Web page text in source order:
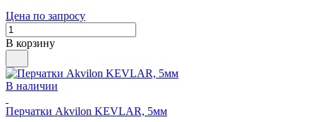
Цена по запросу
В корзину
В наличии
Перчатки Akvilon KEVLAR, 5мм